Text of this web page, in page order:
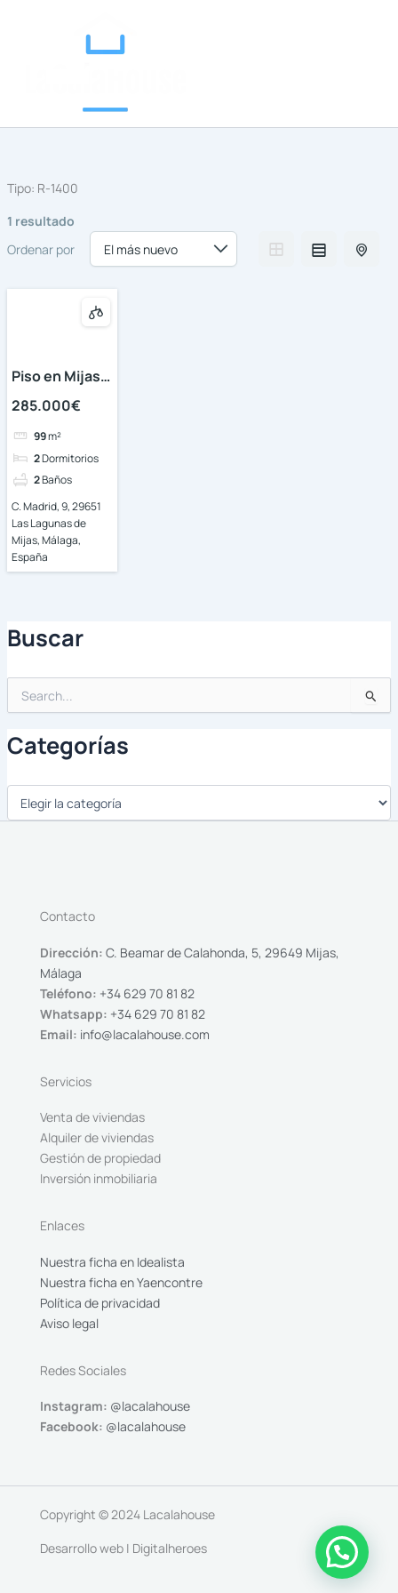
Tipo: R-1400
1 resultado
Ordenar por
Piso en Mijas
Golf
285.000€
99m²
2Dormitorios
2Baños
C. Madrid, 9, 29651
Las Lagunas de
Mijas, Málaga,
España
Buscar
Buscar
por:
Categorías
Contacto
Dirección: C. Beamar de Calahonda, 5, 29649 Mijas,
Málaga
Teléfono: +34 629 70 81 82
Whatsapp: +34 629 70 81 82
Email: info@lacalahouse.com
Servicios
Venta de viviendas
Alquiler de viviendas
Gestión de propiedad
Inversión inmobiliaria
Enlaces
Nuestra ficha en Idealista
Nuestra ficha en Yaencontre
Política de privacidad
Aviso legal
Redes Sociales
Instagram: @lacalahouse
Facebook: @lacalahouse
Copyright © 2024 Lacalahouse
Desarrollo web | Digitalheroes